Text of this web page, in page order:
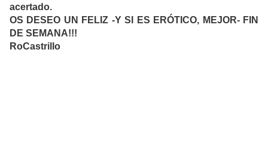
acertado.
OS DESEO UN FELIZ -Y SI ES ERÓTICO, MEJOR- FIN
DE SEMANA!!!
RoCastrillo